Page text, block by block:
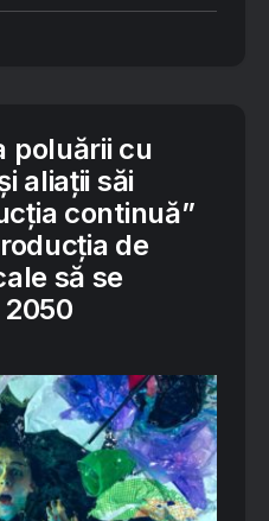
poluării cu
aliaţii săi
continuă”
de
să se